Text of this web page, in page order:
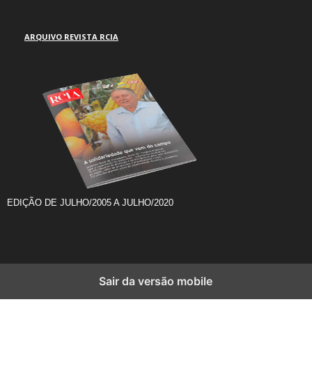
ARQUIVO REVISTA RCIA
EDIÇÃO DE JULHO/2005 A JULHO/2020
Sair da versão mobile